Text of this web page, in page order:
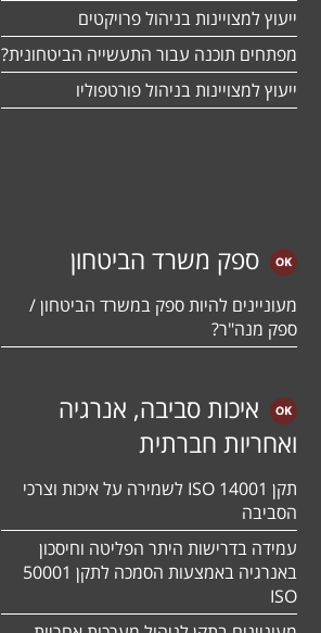
ייעוץ למצויינות בניהול פרויקטים
מפתחים תוכנה עבור התעשייה הביטחונית?
ייעוץ למצויינות בניהול פורטפוליו
ספק משרד הביטחון
מעוניינים להיות ספק במשרד הביטחון /
ספק מנה"ר?
איכות סביבה, אנרגיה
ואחריות חברתית
תקן ISO 14001 לשמירה על איכות וצרכי
הסביבה
עמידה בדרישות היתר הפליטה וחיסכון
באנרגיה באמצעות הסמכה לתקן 50001
ISO